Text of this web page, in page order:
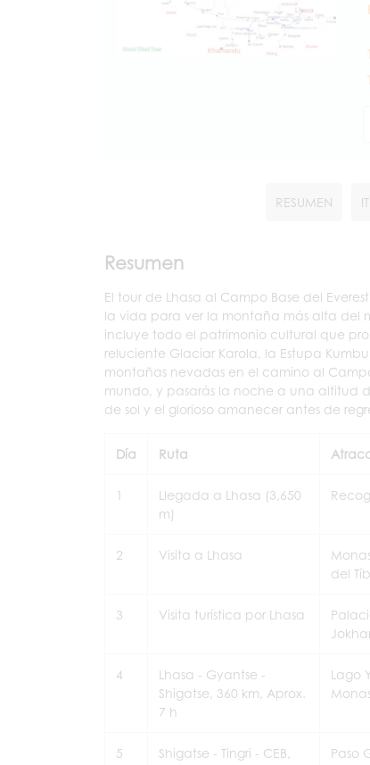
RESUMEN
Resumen
El tour de Lhasa al Campo Base del
la vida para ver la montaña más alta del
incluye todo el patrimonio cultural que
reluciente Glaciar Karola, la Estupa
montañas nevadas en el camino al
mundo, y pasarás la noche a una altitud
de sol y el glorioso amanecer antes de
Día Ruta
1
Llegada a Lhasa (3,650
m)
2 Visita a Lhasa
del
3 Visita turística por Lhasa
4
Lhasa - Gyantse -
Shigatse, 360 km, Aprox.
7 h
Lago
5
Shigatse - Tingri - CEB,
Paso